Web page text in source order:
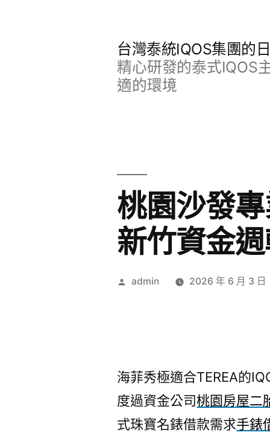
台灣泰統IQOS集團的
精心研發的泰式IQOS
適的環境
桃園沙發
新竹資金
作
admin 2026 年 6 月 3 日
海菲秀極適合TEREA的
度過資金公司桃園房屋二
式珠寶名錶借款需求手錶